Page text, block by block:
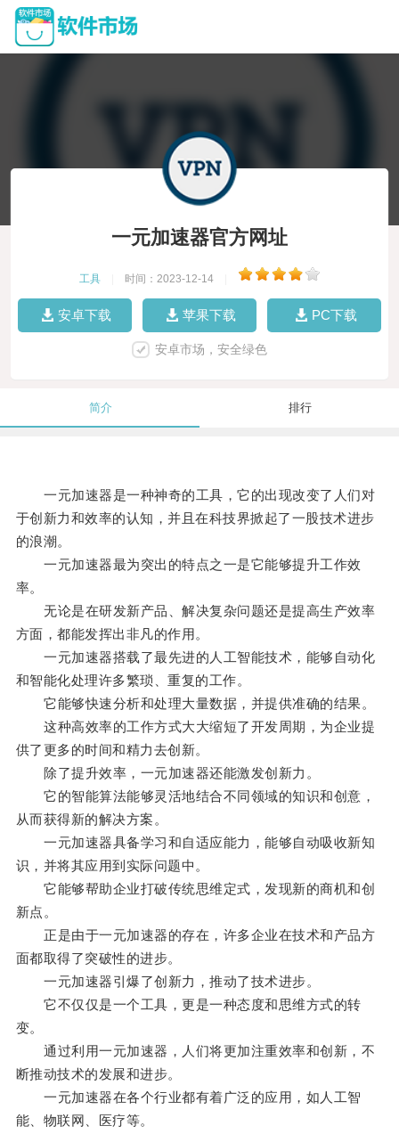
一元加速器官方网址
工具 时间：2023-12-14
安卓下载 苹果下载 PC下载
安卓市场，安全绿色
简介 排行
一元加速器是一种神奇的工具，它的出现改变了人们对
于创新力和效率的认知，并且在科技界掀起了一股技术进步
的浪潮。
一元加速器最为突出的特点之一是它能够提升工作效
率。
无论是在研发新产品、解决复杂问题还是提高生产效率
方面，都能发挥出非凡的作用。
一元加速器搭载了最先进的人工智能技术，能够自动化
和智能化处理许多繁琐、重复的工作。
它能够快速分析和处理大量数据，并提供准确的结果。
这种高效率的工作方式大大缩短了开发周期，为企业提
供了更多的时间和精力去创新。
除了提升效率，一元加速器还能激发创新力。
它的智能算法能够灵活地结合不同领域的知识和创意，
从而获得新的解决方案。
一元加速器具备学习和自适应能力，能够自动吸收新知
识，并将其应用到实际问题中。
它能够帮助企业打破传统思维定式，发现新的商机和创
新点。
正是由于一元加速器的存在，许多企业在技术和产品方
面都取得了突破性的进步。
一元加速器引爆了创新力，推动了技术进步。
它不仅仅是一个工具，更是一种态度和思维方式的转
变。
通过利用一元加速器，人们将更加注重效率和创新，不
断推动技术的发展和进步。
一元加速器在各个行业都有着广泛的应用，如人工智
能、物联网、医疗等。